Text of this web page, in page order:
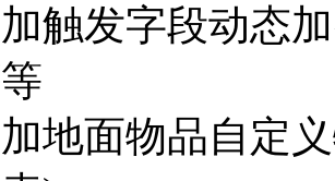
触发字段动态
地面物品自定